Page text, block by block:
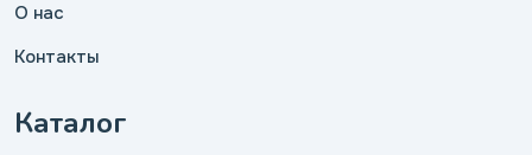
О нас
Контакты
Каталог